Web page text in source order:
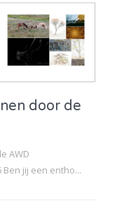
door de
AWD
jij een entho...